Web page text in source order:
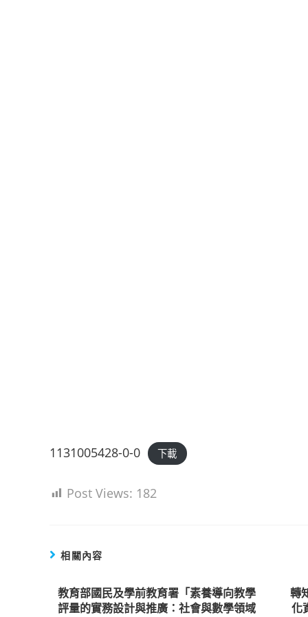
1131005428-0-0 下載
Post Views: 182
相關內容
教育部國民及學前教育署「素養導向教學
評量的實務設計與推廣：社會與數學領域
轉
化